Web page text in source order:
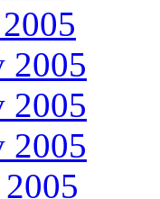
2005
2005
2005